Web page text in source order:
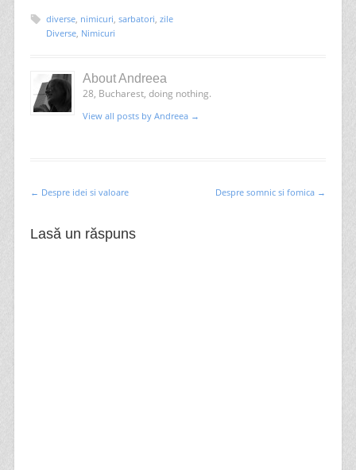
diverse, nimicuri, sarbatori, zile
Diverse, Nimicuri
About Andreea
28, Bucharest, doing nothing.
View all posts by Andreea →
Post navigation
← Despre idei si valoare Despre somnic si fomica →
Lasă un răspuns